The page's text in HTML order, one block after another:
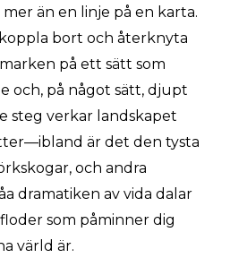
än en linje på en karta.
bort och återknyta
på ett sätt som
och, på något sätt, djupt
steg verkar landskapet
är det den tysta
och andra
dramatiken av vida dalar
som påminner dig
värld är.